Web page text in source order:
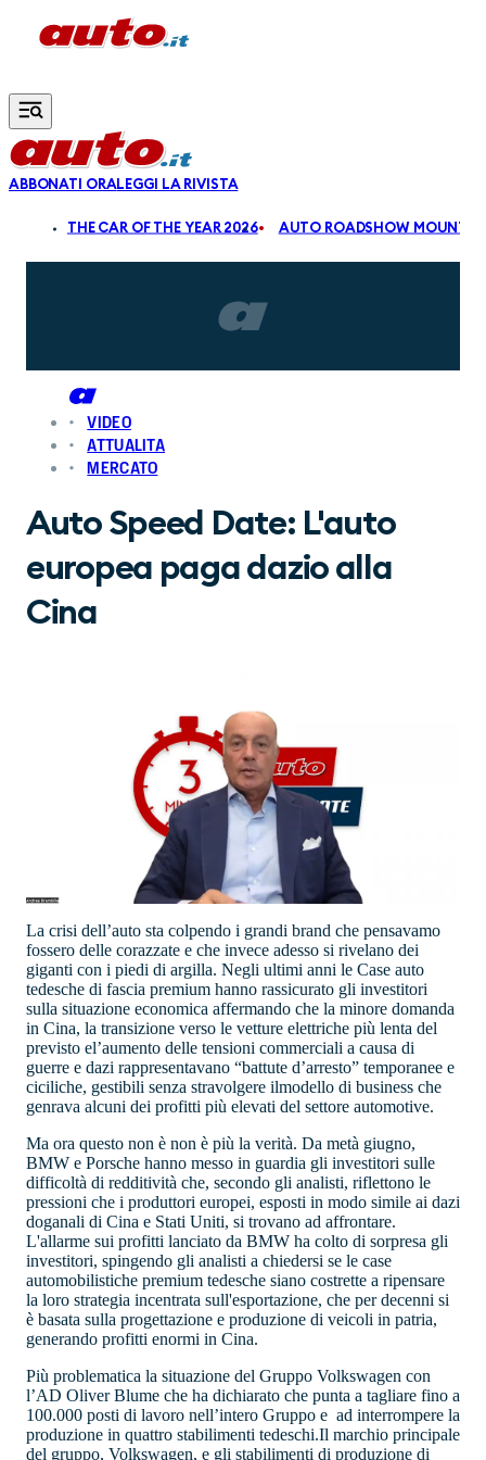
Vai al contenuto principale
ABBONATI ORALEGGI LA RIVISTA
THE CAR OF THE YEAR 2026 AUTO ROADSHOW
VIDEO
ATTUALITA
MERCATO
Auto Speed Date: L'auto
europea paga dazio alla
Cina
La crisi dell’auto sta colpendo i grandi brand che pensavamo
fossero delle corazzate e che invece adesso si rivelano dei
giganti con i piedi di argilla. Negli ultimi anni le Case auto
tedesche di fascia premium hanno rassicurato gli investitori
sulla situazione economica affermando che la minore domanda
in Cina, la transizione verso le vetture elettriche più lenta del
previsto el’aumento delle tensioni commerciali a causa di
guerre e dazi rappresentavano “battute d’arresto” temporanee e
ciciliche, gestibili senza stravolgere ilmodello di business che
genrava alcuni dei profitti più elevati del settore automotive.
Ma ora questo non è non è più la verità. Da metà giugno,
BMW e Porsche hanno messo in guardia gli investitori sulle
difficoltà di redditività che, secondo gli analisti, riflettono le
pressioni che i produttori europei, esposti in modo simile ai dazi
doganali di Cina e Stati Uniti, si trovano ad affrontare.
L'allarme sui profitti lanciato da BMW ha colto di sorpresa gli
investitori, spingendo gli analisti a chiedersi se le case
automobilistiche premium tedesche siano costrette a ripensare
la loro strategia incentrata sull'esportazione, che per decenni si
è basata sulla progettazione e produzione di veicoli in patria,
generando profitti enormi in Cina.
Più problematica la situazione del Gruppo Volkswagen con
l’AD Oliver Blume che ha dichiarato che punta a tagliare fino a
100.000 posti di lavoro nell’intero Gruppo e ad interrompere la
produzione in quattro stabilimenti tedeschi.Il marchio principale
del gruppo, Volkswagen, e gli stabilimenti di produzione di